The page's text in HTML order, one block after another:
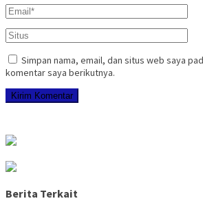
Simpan nama, email, dan situs web saya
komentar saya berikutnya.
Berita Terkait